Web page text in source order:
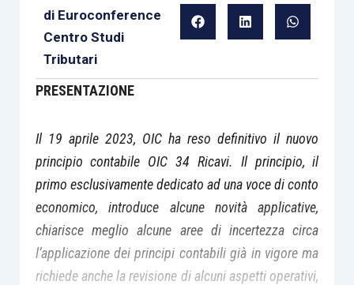
di Euroconference
Centro Studi
Tributari
PRESENTAZIONE
Il 19 aprile 2023, OIC ha reso definitivo il nuovo
principio contabile OIC 34 Ricavi. Il principio, il
primo esclusivamente dedicato ad una voce di conto
economico, introduce alcune novità applicative,
chiarisce meglio alcune aree di incertezza circa
l’applicazione dei principi contabili già in vigore ma
richiede anche la revisione di alcuni aspetti operativi,